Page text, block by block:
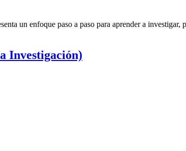
un enfoque paso a paso para aprender a
Investigación)